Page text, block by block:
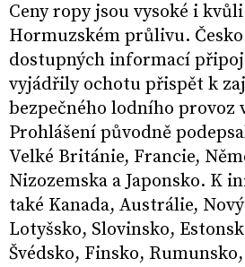
Ceny ropy jsou vysoké i
Hormuzském průlivu.
dostupných informací
vyjádřily ochotu přispět k
bezpečného lodního provoz
Prohlášení původně
Velké Británie, Francie,
Nizozemska a Japonsko. K
také Kanada, Austrálie,
Lotyšsko, Slovinsko,
Švédsko, Finsko,